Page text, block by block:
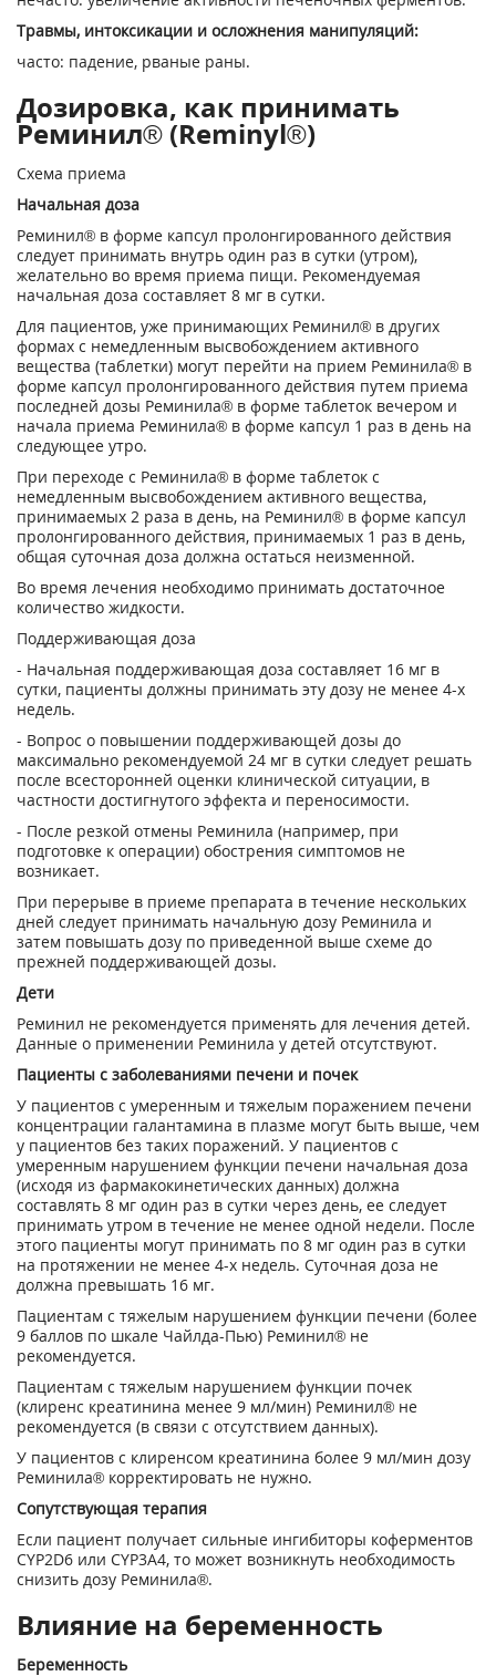
Травмы, интоксикации и осложнения манипуляций:
часто: падение, рваные раны.
Дозировка, как принимать
Реминил® (Reminyl®)
Схема приема
Начальная доза
Реминил® в форме капсул пролонгированного действия
следует принимать внутрь один раз в сутки (утром),
желательно во время приема пищи. Рекомендуемая
начальная доза составляет 8 мг в сутки.
Для пациентов, уже принимающих Реминил® в других
формах с немедленным высвобождением активного
вещества (таблетки) могут перейти на прием Реминила® в
форме капсул пролонгированного действия путем приема
последней дозы Реминила® в форме таблеток вечером и
начала приема Реминила® в форме капсул 1 раз в день на
следующее утро.
При переходе с Реминила® в форме таблеток с
немедленным высвобождением активного вещества,
принимаемых 2 раза в день, на Реминил® в форме капсул
пролонгированного действия, принимаемых 1 раз в день,
общая суточная доза должна остаться неизменной.
Во время лечения необходимо принимать достаточное
количество жидкости.
Поддерживающая доза
- Начальная поддерживающая доза составляет 16 мг в
сутки, пациенты должны принимать эту дозу не менее 4-х
недель.
- Вопрос о повышении поддерживающей дозы до
максимально рекомендуемой 24 мг в сутки следует решать
после всесторонней оценки клинической ситуации, в
частности достигнутого эффекта и переносимости.
- После резкой отмены Реминила (например, при
подготовке к операции) обострения симптомов не
возникает.
При перерыве в приеме препарата в течение нескольких
дней следует принимать начальную дозу Реминила и
затем повышать дозу по приведенной выше схеме до
прежней поддерживающей дозы.
Дети
Реминил не рекомендуется применять для лечения детей.
Данные о применении Реминила у детей отсутствуют.
Пациенты с заболеваниями печени и почек
У пациентов с умеренным и тяжелым поражением печени
концентрации галантамина в плазме могут быть выше, чем
у пациентов без таких поражений. У пациентов с
умеренным нарушением функции печени начальная доза
(исходя из фармакокинетических данных) должна
составлять 8 мг один раз в сутки через день, ее следует
принимать утром в течение не менее одной недели. После
этого пациенты могут принимать по 8 мг один раз в сутки
на протяжении не менее 4-х недель. Суточная доза не
должна превышать 16 мг.
Пациентам с тяжелым нарушением функции печени (более
9 баллов по шкале Чайлда-Пью) Реминил® не
рекомендуется.
Пациентам с тяжелым нарушением функции почек
(клиренс креатинина менее 9 мл/мин) Реминил® не
рекомендуется (в связи с отсутствием данных).
У пациентов с клиренсом креатинина более 9 мл/мин дозу
Реминила® корректировать не нужно.
Сопутствующая терапия
Если пациент получает сильные ингибиторы коферментов
CYP2D6 или CYP3A4, то может возникнуть необходимость
снизить дозу Реминила®.
Влияние на беременность
Беременность